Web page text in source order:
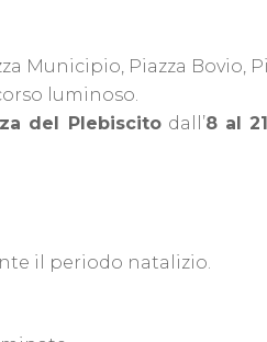
Piazza Bovio,
luminoso.
del Plebiscitodall’8 al
il periodo natalizio.